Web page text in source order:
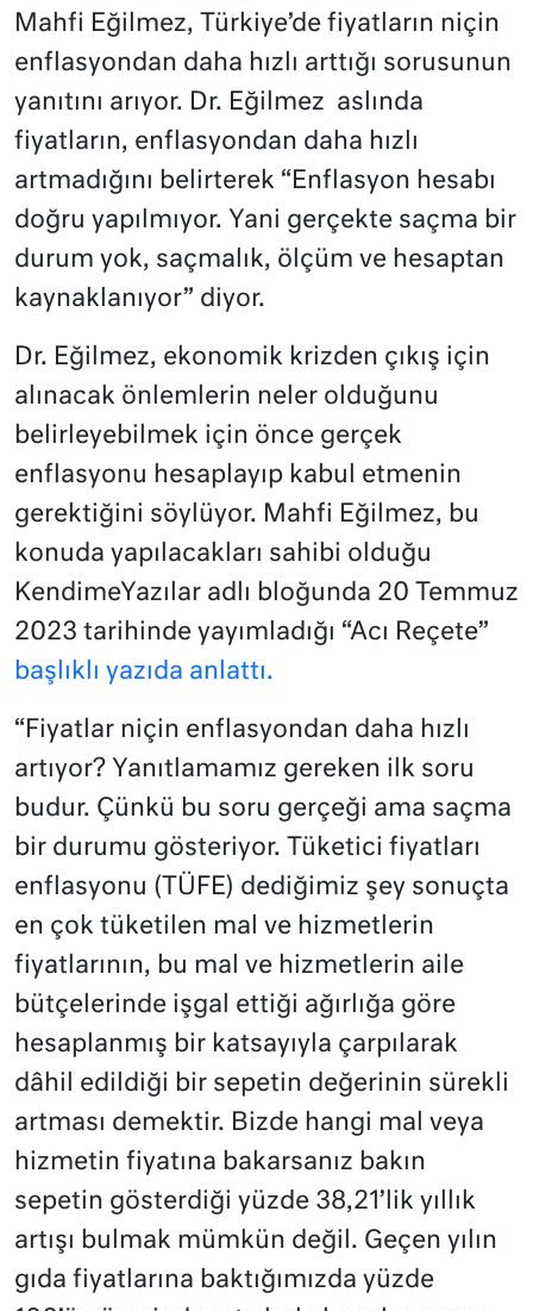
Mahfi Eğilmez, Türkiye’de fiyatların niçin
enflasyondan daha hızlı arttığı sorusunun
yanıtını arıyor. Dr. Eğilmez aslında
fiyatların, enflasyondan daha hızlı
artmadığını belirterek “Enflasyon hesabı
doğru yapılmıyor. Yani gerçekte saçma bir
durum yok, saçmalık, ölçüm ve hesaptan
kaynaklanıyor” diyor.
Dr. Eğilmez, ekonomik krizden çıkış için
alınacak önlemlerin neler olduğunu
belirleyebilmek için önce gerçek
enflasyonu hesaplayıp kabul etmenin
gerektiğini söylüyor. Mahfi Eğilmez, bu
konuda yapılacakları sahibi olduğu
KendimeYazılar adlı bloğunda 20 Temmuz
2023 tarihinde yayımladığı “Acı Reçete”
başlıklı yazıda anlattı.
“Fiyatlar niçin enflasyondan daha hızlı
artıyor? Yanıtlamamız gereken ilk soru
budur. Çünkü bu soru gerçeği ama saçma
bir durumu gösteriyor. Tüketici fiyatları
enflasyonu (TÜFE) dediğimiz şey sonuçta
en çok tüketilen mal ve hizmetlerin
fiyatlarının, bu mal ve hizmetlerin aile
bütçelerinde işgal ettiği ağırlığa göre
hesaplanmış bir katsayıyla çarpılarak
dâhil edildiği bir sepetin değerinin sürekli
artması demektir. Bizde hangi mal veya
hizmetin fiyatına bakarsanız bakın
sepetin gösterdiği yüzde 38,21’lik yıllık
artışı bulmak mümkün değil. Geçen yılın
gıda fiyatlarına baktığımızda yüzde